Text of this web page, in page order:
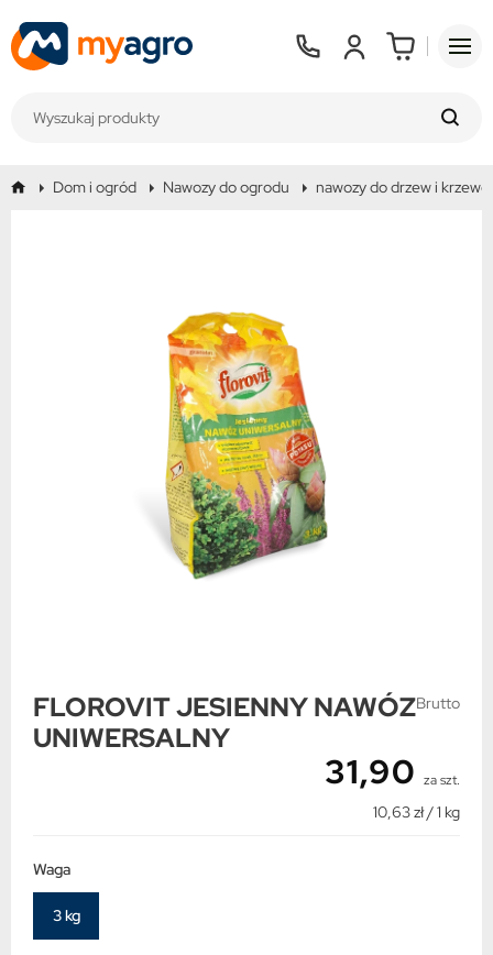
Dom i ogród Nawozy do ogrodu nawozy do drzew i
FLOROVIT JESIENNY NAWÓZ
UNIWERSALNY
Brutto
31,90 za szt.
10,63 zł / 1 kg
Waga
3 kg